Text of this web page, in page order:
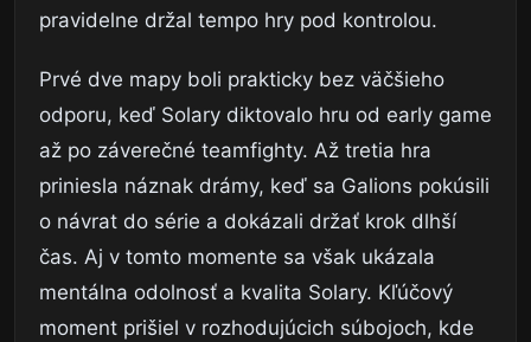
pravidelne držal tempo hry pod kontrolou.
Prvé dve mapy boli prakticky bez väčšieho
odporu, keď Solary diktovalo hru od early game
až po záverečné teamfighty. Až tretia hra
priniesla náznak drámy, keď sa Galions pokúsili
o návrat do série a dokázali držať krok dlhší
čas. Aj v tomto momente sa však ukázala
mentálna odolnosť a kvalita Solary. Kľúčový
moment prišiel v rozhodujúcich súbojoch, kde